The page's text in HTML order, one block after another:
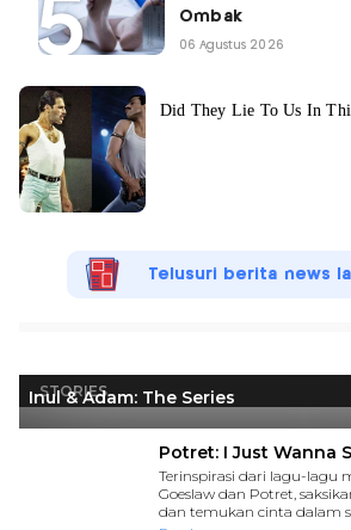
Ombak
06 Agustus 2026
Telusuri berita news